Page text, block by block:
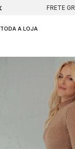
FRETE
TODA A LOJA